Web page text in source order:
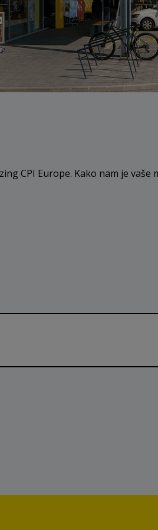
CPI Europe. Kako nam je